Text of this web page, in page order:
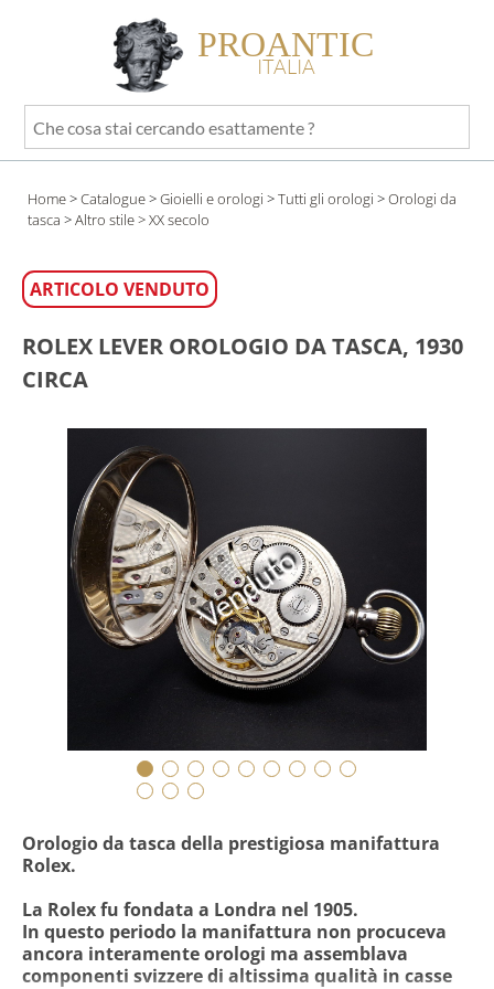
PROANTIC
ITALIA
Che
cosa
cercando
esattamente
Home>Catalogue>Gioielli e orologi >Tutti gli orologi >Orologi da
tasca >Altro stile> XX secolo
ARTICOLO VENDUTO
ROLEX LEVER OROLOGIO DA TASCA, 1930
CIRCA
Venduto
Orologio da tasca della prestigiosa manifattura
Rolex.
La Rolex fu fondata a Londra nel 1905.
In questo periodo la manifattura non procuceva
ancora interamente orologi ma assemblava
componenti svizzere di altissima qualità in casse